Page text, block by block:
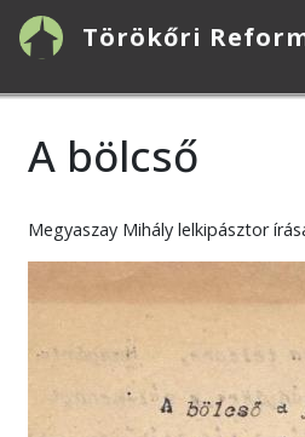
Ugrás
tartalomra
Törökőri
A bölcső
Megyaszay Mihály lelkipásztor